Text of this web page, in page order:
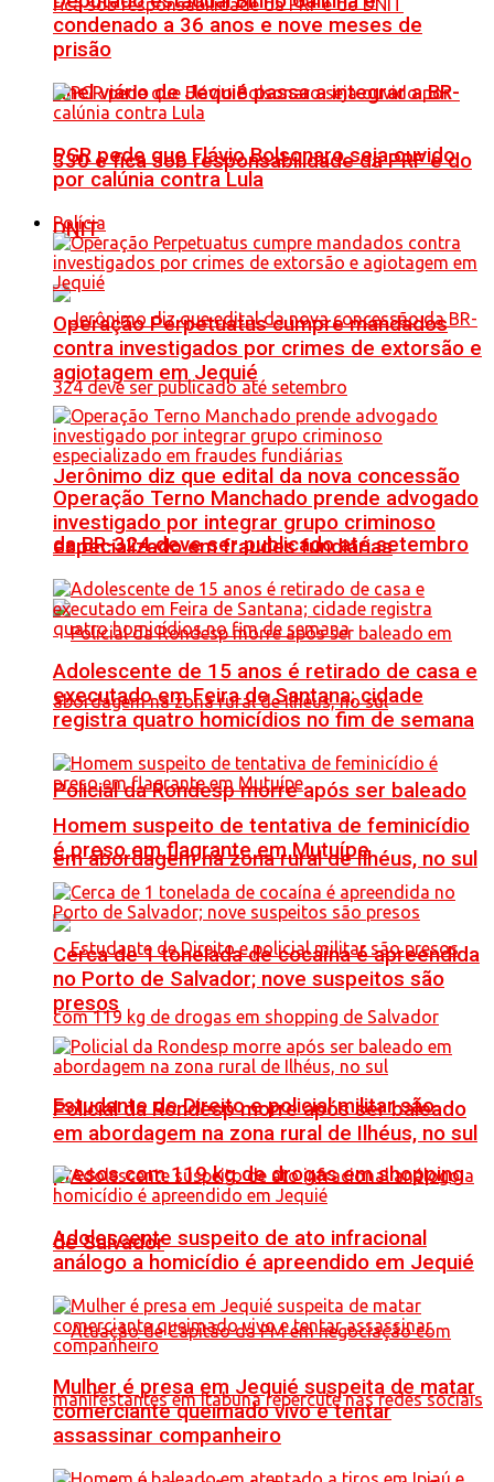
Anel viário de Jequié passa a integrar a BR-
330 e fica sob responsabilidade da PRF e do
DNIT
Jerônimo diz que edital da nova concessão
da BR-324 deve ser publicado até setembro
Policial da Rondesp morre após ser baleado
em abordagem na zona rural de Ilhéus, no sul
Estudante de Direito e policial militar são
presos com 119 kg de drogas em shopping
de Salvador
condenado a 36 anos e nove meses de
prisão
PGR pede que Flávio Bolsonaro seja ouvido
por calúnia contra Lula
Polícia
Operação Perpetuatus cumpre mandados
contra investigados por crimes de extorsão e
agiotagem em Jequié
Operação Terno Manchado prende advogado
investigado por integrar grupo criminoso
especializado em fraudes fundiárias
Adolescente de 15 anos é retirado de casa e
executado em Feira de Santana; cidade
registra quatro homicídios no fim de semana
Homem suspeito de tentativa de feminicídio
é preso em flagrante em Mutuípe
Cerca de 1 tonelada de cocaína é apreendida
no Porto de Salvador; nove suspeitos são
presos
Policial da Rondesp morre após ser baleado
em abordagem na zona rural de Ilhéus, no sul
Adolescente suspeito de ato infracional
análogo a homicídio é apreendido em Jequié
Mulher é presa em Jequié suspeita de matar
comerciante queimado vivo e tentar
assassinar companheiro